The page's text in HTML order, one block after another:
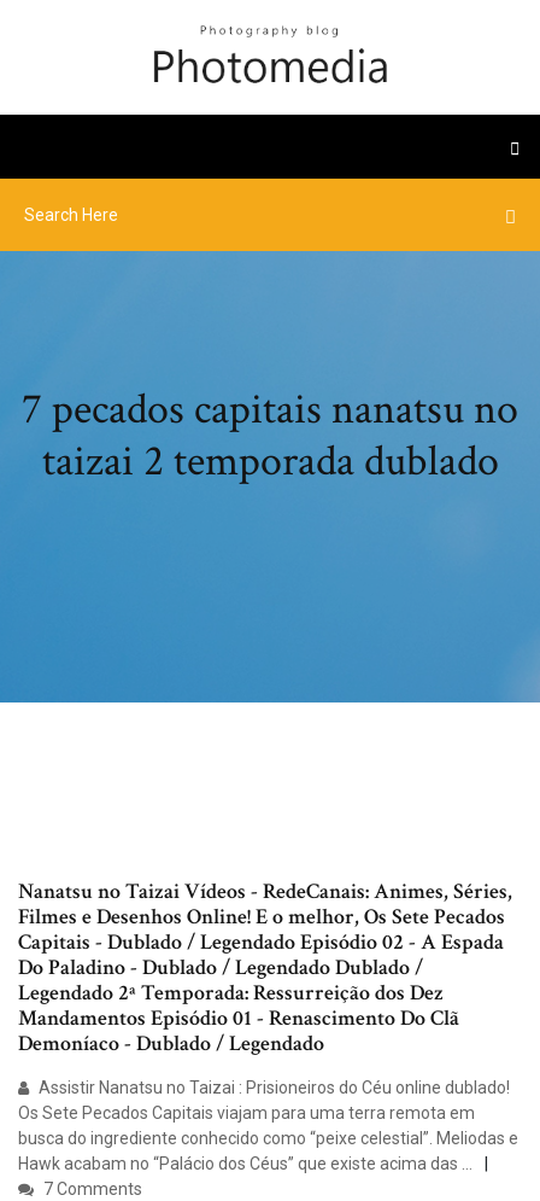
7 pecados capitais nanatsu no
taizai 2 temporada dublado
Nanatsu no Taizai Vídeos - RedeCanais: Animes, Séries,
Filmes e Desenhos Online! E o melhor, Os Sete Pecados
Capitais - Dublado / Legendado Episódio 02 - A Espada
Do Paladino - Dublado / Legendado Dublado /
Legendado 2ª Temporada: Ressurreição dos Dez
Mandamentos Episódio 01 - Renascimento Do Clã
Demoníaco - Dublado / Legendado
Assistir Nanatsu no Taizai : Prisioneiros do Céu online dublado!
Os Sete Pecados Capitais viajam para uma terra remota em
busca do ingrediente conhecido como “peixe celestial”. Meliodas e
Hawk acabam no “Palácio dos Céus” que existe acima das …
7 Comments